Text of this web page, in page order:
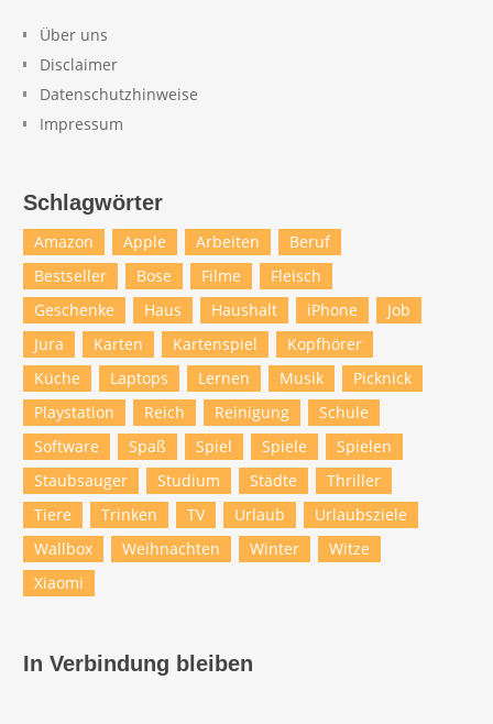
Über uns
Disclaimer
Datenschutzhinweise
Impressum
Schlagwörter
Amazon Apple Arbeiten
Beruf
Bestseller
Bose Filme
Fleisch
Geschenke
Haus Haushalt iPhone
Job
Jura
Karten Kartenspiel
Kopfhörer
Küche
Laptops Lernen Musik
Picknick
Playstation
Reich Reinigung
Schule
Software
Spaß Spiel Spiele
Spielen
Staubsauger
Studium Städte
Thriller
Tiere
Trinken TV Urlaub
Urlaubsziele
Wallbox
Weihnachten Winter
Witze
Xiaomi
In Verbindung bleiben